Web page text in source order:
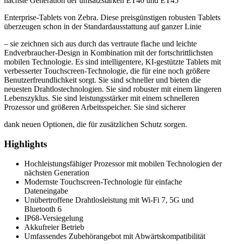
Hochleistungsfähiger Prozessor mit mobilen Technologien der
Modernste Touchscreen-Technologie für einfache
Dateneingabe
Unübertroffene Drahtlosleistung mit Wi-Fi 7, 5G und
Bluetooth 6
IP68-Versiegelung
Akkufreier Betrieb
Umfassendes Zubehörangebot mit Abwärtskompatibilität
Individuelle Servicepakete für Sie!
Maximieren Sie die Leistung und Langlebigkeit Ihres Produkts mit
unserem maßgeschneidertem Service!
Um ein Servicepaket hinzuzufügen, legen Sie zunächst das
gewünschte Produkt in den Warenkorb.
Anschließend können Sie die passende Service-Option bequem
während des Bestellvorgangs auswählen.
Zebra OneCare Technical and Software Support (TSS)
Service-Dauer
1 Jahr
3 Jahre
Leistungsmerkmale